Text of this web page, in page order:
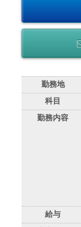
勤務地
科目
勤務内容
給与